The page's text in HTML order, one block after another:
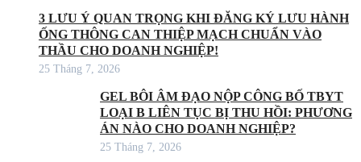
3 LƯU Ý QUAN TRỌNG KHI ĐĂNG KÝ LƯU HÀNH
ỐNG THÔNG CAN THIỆP MẠCH CHUẨN VÀO
THẦU CHO DOANH NGHIỆP!
25 Tháng 7, 2026
GEL BÔI ÂM ĐẠO NỘP CÔNG BỐ TBYT
LOẠI B LIÊN TỤC BỊ THU HỒI: PHƯƠNG
ÁN NÀO CHO DOANH NGHIỆP?
25 Tháng 7, 2026